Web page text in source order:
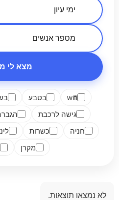
מצא לי
wifi בטבע
גישה לרכבת
חניה
כשרות
מקרן
לא נמצאו תוצאות.